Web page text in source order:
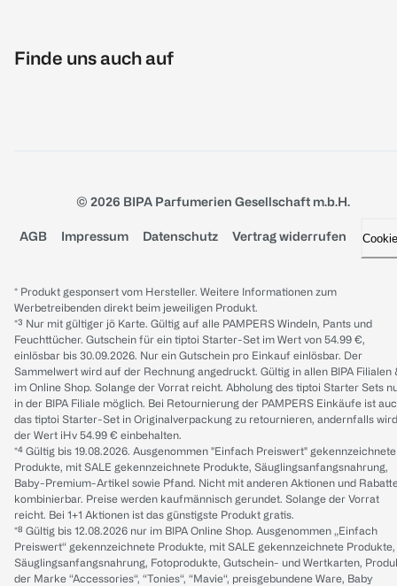
Finde uns auch auf
© 2026 BIPA Parfumerien Gesellschaft m.b.H.
AGB Impressum Datenschutz Vertrag widerrufen
* Produkt gesponsert vom Hersteller. Weitere Informationen zum
Werbetreibenden direkt beim jeweiligen Produkt.
*³ Nur mit gültiger jö Karte. Gültig auf alle PAMPERS Windeln, Pants und
Feuchttücher. Gutschein für ein tiptoi Starter-Set im Wert von 54.99 €,
einlösbar bis 30.09.2026. Nur ein Gutschein pro Einkauf einlösbar. Der
Sammelwert wird auf der Rechnung angedruckt. Gültig in allen BIPA Filialen
im Online Shop. Solange der Vorrat reicht. Abholung des tiptoi Starter Sets
in der BIPA Filiale möglich. Bei Retournierung der PAMPERS Einkäufe ist
das tiptoi Starter-Set in Originalverpackung zu retournieren, andernfalls wird
der Wert iHv 54.99 € einbehalten.
*⁴ Gültig bis 19.08.2026. Ausgenommen "Einfach Preiswert" gekennzeichnete
Produkte, mit SALE gekennzeichnete Produkte, Säuglingsanfangsnahrung,
Baby-Premium-Artikel sowie Pfand. Nicht mit anderen Aktionen und
kombinierbar. Preise werden kaufmännisch gerundet. Solange der Vorrat
reicht. Bei 1+1 Aktionen ist das günstigste Produkt gratis.
*⁸ Gültig bis 12.08.2026 nur im BIPA Online Shop. Ausgenommen „Einfach
Preiswert“ gekennzeichnete Produkte, mit SALE gekennzeichnete Produkte,
Säuglingsanfangsnahrung, Fotoprodukte, Gutschein- und Wertkarten,
der Marke “Accessories“, “Tonies“, “Mavie“, preisgebundene Ware, Baby